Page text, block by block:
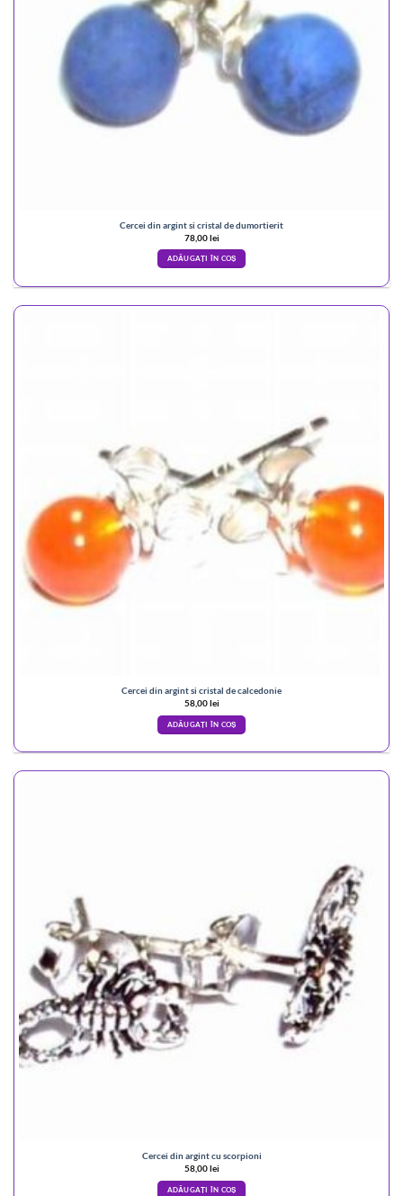
Cercei din argint si cristal de dumortierit
78,00lei
ADĂUGAȚI ÎN COȘ
Cercei din argint si cristal de calcedonie
58,00lei
ADĂUGAȚI ÎN COȘ
Cercei din argint cu scorpioni
58,00lei
ADĂUGAȚI ÎN COȘ